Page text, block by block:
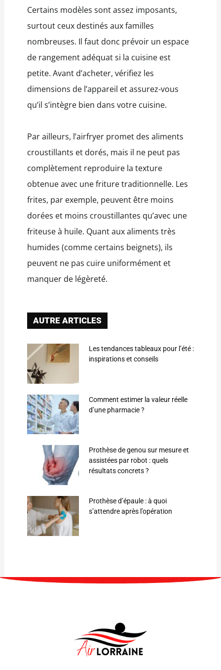
Certains modèles sont assez imposants,
surtout ceux destinés aux familles
nombreuses. Il faut donc prévoir un espace
de rangement adéquat si la cuisine est
petite. Avant d’acheter, vérifiez les
dimensions de l’appareil et assurez-vous
qu’il s’intègre bien dans votre cuisine.
Par ailleurs, l’airfryer promet des aliments
croustillants et dorés, mais il ne peut pas
complètement reproduire la texture
obtenue avec une friture traditionnelle. Les
frites, par exemple, peuvent être moins
dorées et moins croustillantes qu’avec une
friteuse à huile. Quant aux aliments très
humides (comme certains beignets), ils
peuvent ne pas cuire uniformément et
manquer de légèreté.
AUTRE ARTICLES
Les tendances tableaux pour l’été :
inspirations et conseils
Comment estimer la valeur réelle
d’une pharmacie ?
Prothèse de genou sur mesure et
assistées par robot : quels
résultats concrets ?
Prothèse d’épaule : à quoi
s’attendre après l’opération